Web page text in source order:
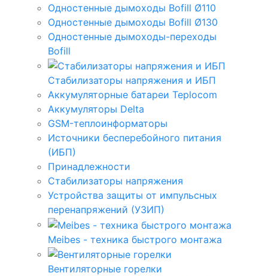
Одностенные дымоходы Bofill Ø110
Одностенные дымоходы Bofill Ø130
Одностенные дымоходы-переходы
Bofill
Стабилизаторы напряжения и ИБП
Аккумуляторные батареи Teplocom
Аккумуляторы Delta
GSM-теплоинформаторы
Источники бесперебойного питания
(ИБП)
Принадлежности
Стабилизаторы напряжения
Устройства защиты от импульсных
перенапряжений (УЗИП)
Meibes - техника быстрого монтажа
Вентиляторные горелки